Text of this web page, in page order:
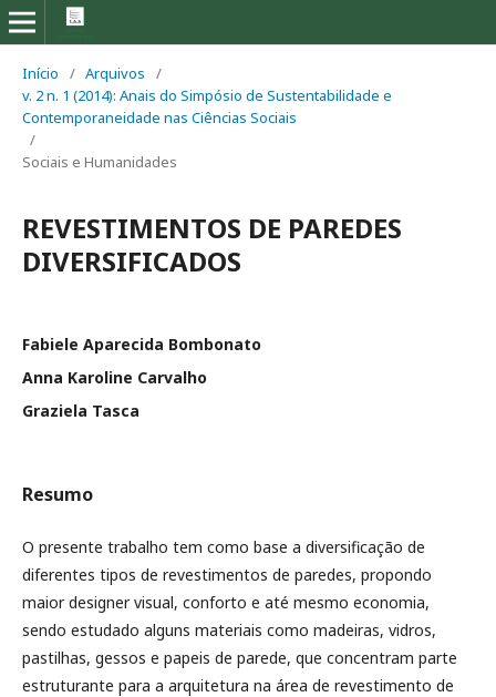
Início / Arquivos
/
v. 2 n. 1 (2014): Anais do Simpósio de Sustentabilidade e
Contemporaneidade nas Ciências Sociais
/
Sociais e Humanidades
REVESTIMENTOS DE PAREDES
DIVERSIFICADOS
Fabiele Aparecida Bombonato
Anna Karoline Carvalho
Graziela Tasca
Resumo
O presente trabalho tem como base a diversificação de
diferentes tipos de revestimentos de paredes, propondo
maior designer visual, conforto e até mesmo economia,
sendo estudado alguns materiais como madeiras, vidros,
pastilhas, gessos e papeis de parede, que concentram parte
estruturante para a arquitetura na área de revestimento de